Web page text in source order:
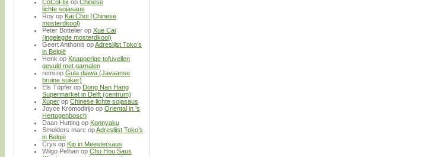
CoCoFlix op Chinese
lichte sojasaus
Roy op Kai Choi (Chinese
mosterdkool)
Peter Bottelier op Xue Cai
(ingelegde mosterdkool)
Geert Anthonis opAdreslijst Toko’s
in België
Henk op Knapperige tofuvellen
gevuld met garnalen
remi op Gula djawa (Javaanse
bruine suiker)
Els Töpfer op Dong Nan Hang
Supermarket in Delft (centrum)
Xuper op Chinese lichte sojasaus
Joyce Kromodirijo op Oriental in ’s
Hertogenbosch
Daan Hutting op Konnyaku
Smolders marc opAdreslijst Toko’s
in België
Crys op Kip in Meestersaus
Wilgo Pelhan op Chu Hou Saus